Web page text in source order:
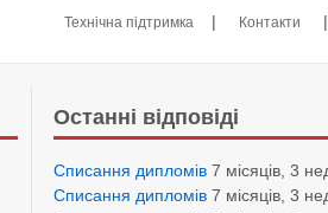
Технічна підтримка | Контакти |
Останні відповіді
Списання дипломів 7 місяців, 3
Списання дипломів 7 місяців, 3